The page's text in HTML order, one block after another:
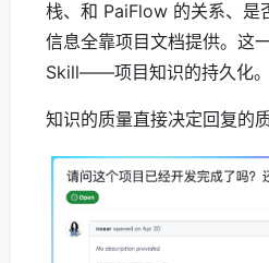
栈、和 PaiFlow 的关系、是
信息全靠项目文档提供。这
Skill——项目知识的持久化。
知识的质量直接决定回复的质